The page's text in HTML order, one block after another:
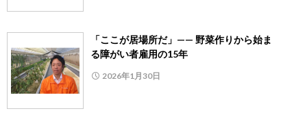
「ここが居場所だ」—— 野菜作りから始ま
る障がい者雇用の15年
2026年1月30日